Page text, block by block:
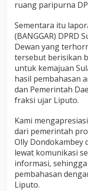
ruang paripurna
Sementara itu
(BANGGAR) DPRD
Dewan yang
tersebut berisikan
untuk kemajuan
hasil pembahasan
dan Pemerintah
fraksi ujar Liputo.
Kami
dari pemerintah
Olly Dondokambey
lewat komunikasi
informasi,
pembahasan
Liputo.